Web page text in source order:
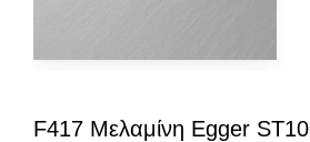
F417 Μελαμίνη Egger ST10